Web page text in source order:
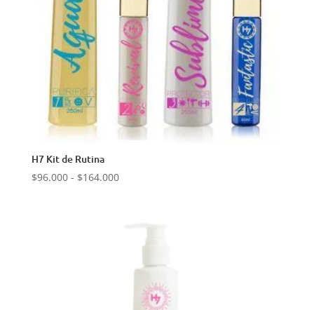
H7 Kit de Rutina
$96.000 - $164.000Rango
desde
$96.000
$164.000